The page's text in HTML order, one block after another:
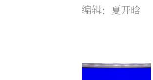
编辑：夏开晗